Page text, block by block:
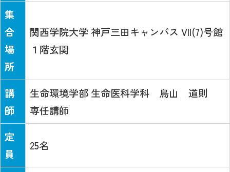
集
合
場
所
関西学院大学 神戸三田キャンパス VII(7)号館
１階玄関
講
師
生命環境学部 生命医科学科 鳥山 道則
専任講師
定
員
25名